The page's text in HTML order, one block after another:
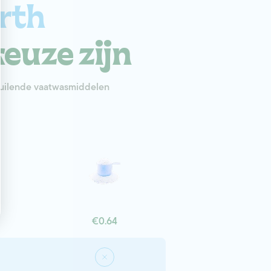
zijn
vaatwasmiddelen
€0.64